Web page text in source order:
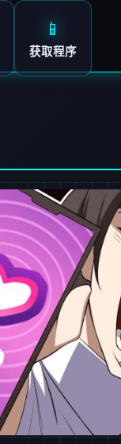
📱
获取程序